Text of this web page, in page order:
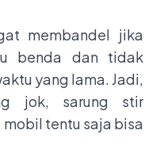
membandel jika
benda dan tidak
yang lama. Jadi,
jok, sarung stir
tentu saja bisa